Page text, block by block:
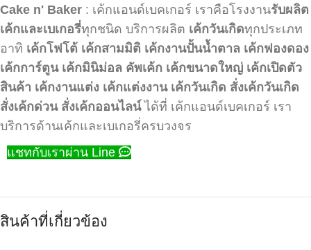
Cake n' Baker : เค้กแอนด์เบคเกอร์ เราคือโรงงานรับผลิต
เค้กและเบเกอรี่ทุกชนิด บริการผลิต เค้กวันเกิดทุกประเภท
อาทิ เค้กโฟโต้ เค้กสามมิติ เค้กงานปั้นน้ำตาล เค้กฟองดอง
เค้กการ์ตูน เค้กมินิม่อล คัพเค้ก เค้กขนาดใหญ่ เค้กเปิดตัว
สินค้า เค้กงานแต่ง เค้กแต่งงาน เค้กวันเกิด สั่งเค้กวันเกิด
สั่งเค้กด่วน สั่งเค้กออนไลน์ได้ที่ เค้กแอนด์เบคเกอร์ เรา
บริการด้านเค้กและเบเกอรี่ครบวงจร
แชทกับเราผ่าน Line
สินค้าที่เกี่ยวข้อง